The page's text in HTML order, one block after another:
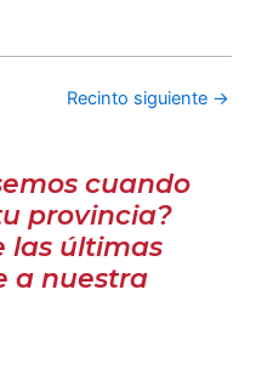
Recinto siguiente →
cuando
provincia?
las últimas
a nuestra